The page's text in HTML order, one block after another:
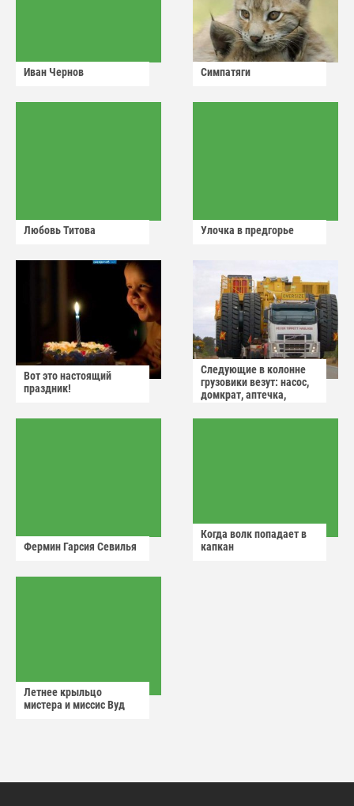
Иван Чернов Симпатяги
Любовь Титова Улочка в предгорье
Вот это настоящий
праздник!
Следующие в колонне
грузовики везут: насос,
домкрат, аптечка,
Фермин Гарсия Севилья
Когда волк попадает в
капкан
Летнее крыльцо
мистера и миссис Вуд